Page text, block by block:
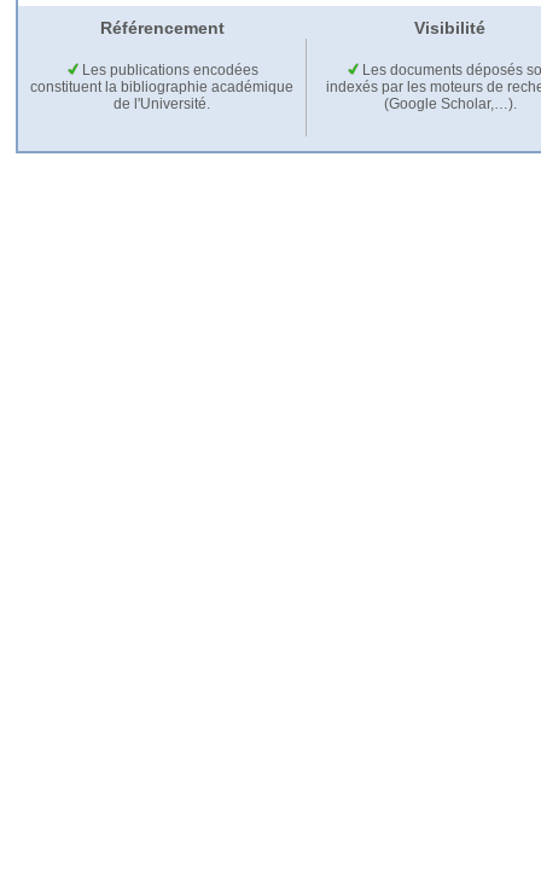
Référencement Visibilité
Les publications encodées
constituent la bibliographie académique
de l'Université.
Les documents déposés
indexés par les moteurs de
(Google Scholar,…).